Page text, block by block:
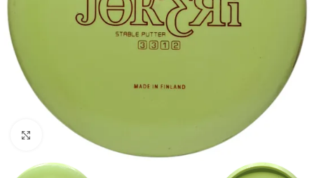
Klicka för att förstora